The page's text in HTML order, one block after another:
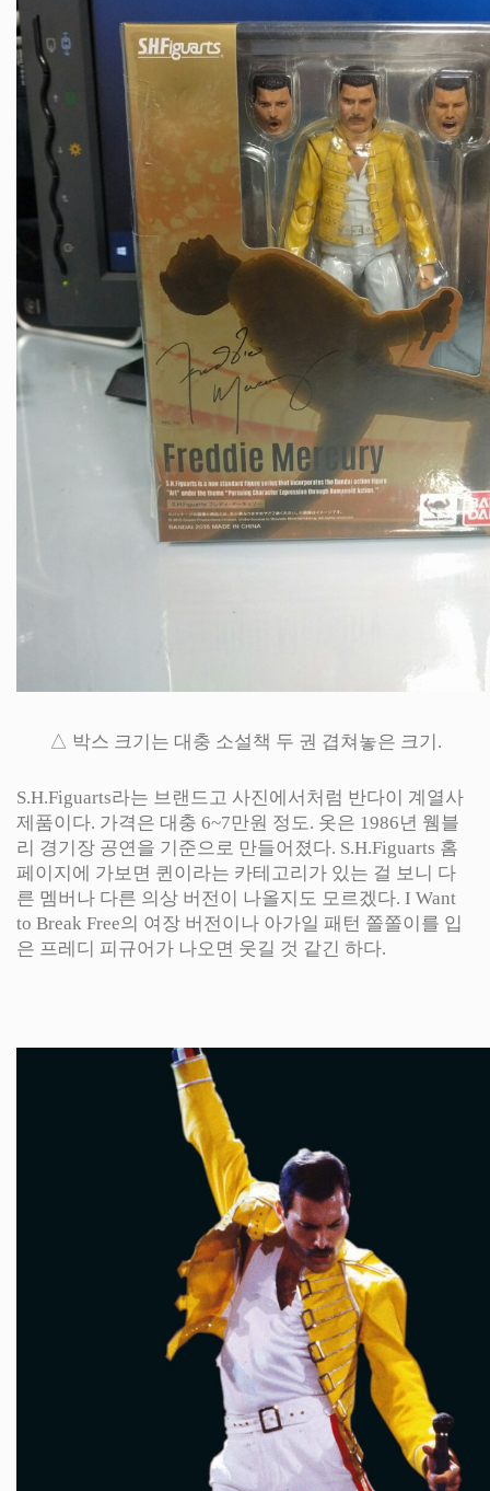
△ 박스 크기는 대충 소설책 두 권 겹쳐놓은 크기.
S.H.Figuarts라는 브랜드고 사진에서처럼 반다이 계열사
제품이다. 가격은 대충 6~7만원 정도. 옷은 1986년 웸블
리 경기장 공연을 기준으로 만들어졌다. S.H.Figuarts 홈
페이지에 가보면 퀸이라는 카테고리가 있는 걸 보니 다
른 멤버나 다른 의상 버전이 나올지도 모르겠다. I Want
to Break Free의 여장 버전이나 아가일 패턴 쫄쫄이를 입
은 프레디 피규어가 나오면 웃길 것 같긴 하다.